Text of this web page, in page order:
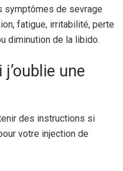
symptômes de sevrage
fatigue, irritabilité, perte
diminution de la libido.
une
des instructions si
votre injection de